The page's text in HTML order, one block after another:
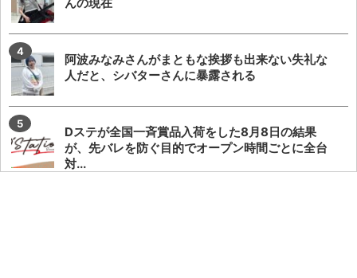
阿波みなみさんがまともな挨拶も出来ない失礼な
人だと、シバターさんに暴露される
Dステが全国一斉賞品入荷をした8月8日の結果
が、先バレを防ぐ目的でオープン時間ごとに全台
対...